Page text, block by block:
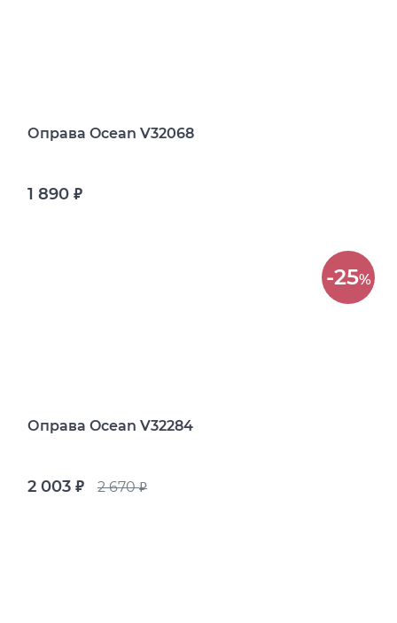
Оправа Ocean V32068
1 890 руб.
-25%
Оправа Ocean V32284
2 003 руб. 2 670руб.